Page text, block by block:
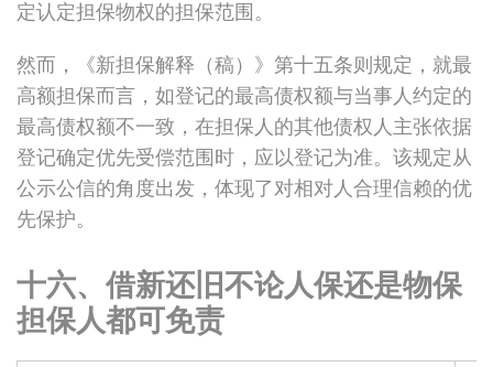
定认定担保物权的担保范围。
然而，《新担保解释（稿）》第十五条则规定，就最
高额担保而言，如登记的最高债权额与当事人约定的
最高债权额不一致，在担保人的其他债权人主张依据
登记确定优先受偿范围时，应以登记为准。该规定从
公示公信的角度出发，体现了对相对人合理信赖的优
先保护。
十六、借新还旧不论人保还是物保
担保人都可免责